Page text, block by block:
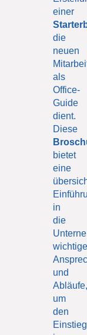
einer
die
neuen
als
Office-
Guide
dient.
Diese
bietet
eine
in
die
und
um
den
Einstieg